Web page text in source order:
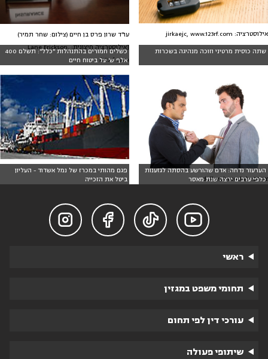
שתה כוסית מרטיני וזוכה מנהיגה בשכרות
אילוסטרציה: jirkaejc, www.123rf.com
כשלים חמורים בהתנהלות "כלל": תשלם 400
אלף ש' על ביטוח חיים
עו"ד שרון פרס בן חיים (צילום: שחר תמיר)
[אילוסטרציה חיצונית: Lane Erickson,
123rf.com]
הערעור נדחה: אדם שהורשע בהסתה לגזענות
כלפי ערבים ירצה שנת מאסר
צילום: dollarphotoclub
פגם מהותי במכרז של נמל אשדוד - העליון
ביטל את הזכייה




ראשי
תחומי משפט במגזין
עורכי דין לפי תחום
שיתופי פעולה